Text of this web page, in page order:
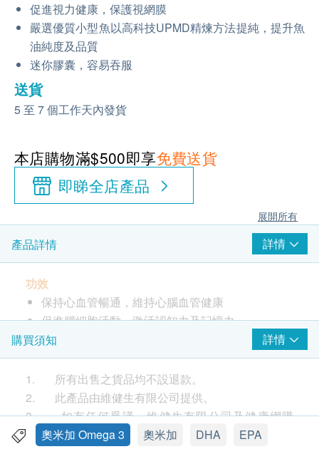
促進視力健康，保護視網膜
嚴選優質小型魚以高科技UPMD精煉方法提純，提升魚
油純度及品質
迷你膠囊，容易吞服
送貨
5 至 7 個工作天內發貨
本店購物滿$500即享免費送貨
即睇全店產品
展開所有
產品詳情 詳情
功效
保持心血管暢通，維持心腦血管健康
促進腦細胞活動，激活認知力及記憶力
促進視力健康，保護視網膜
嚴選優質小型魚以高科技UPMD精煉方法提純，提
升魚油純度及品質
迷你膠囊，容易吞服
加拿大衛生部註冊。通過主要重金屬(水銀、鉛、
鎘、鉮)、農藥(USP<561>)、PCB及環境污染物
(二噁英、呋喃) 測試，符合加拿大衛生部標準
購買須知 詳情
1. 所有出售之貨品均不設退款。
2. 此產品由維健生有限公司提供。
3. 如有任何爭議，維健生有限公司及健康網購
health.ESDlife保留最終決議權。
奧米加 Omega 3 奧米加 DHA EPA